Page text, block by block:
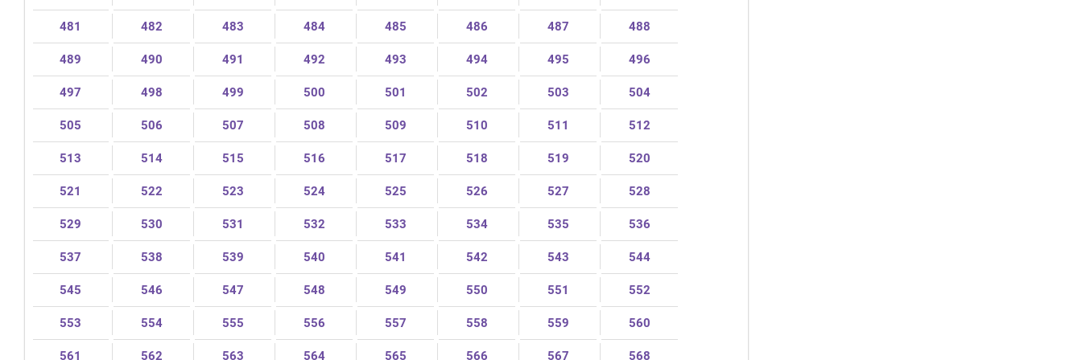
481 482 483 484 485 486 487 488
489 490 491 492 493 494 495 496
497 498 499 500 501 502 503 504
505 506 507 508 509 510 511 512
513 514 515 516 517 518 519 520
521 522 523 524 525 526 527 528
529 530 531 532 533 534 535 536
537 538 539 540 541 542 543 544
545 546 547 548 549 550 551 552
553 554 555 556 557 558 559 560
561 562 563 564 565 566 567 568